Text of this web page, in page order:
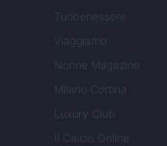
Tuobenessere
Viaggiamo
Nonne Magazine
Milano Cortina
Luxury Club
Il Calcio Online